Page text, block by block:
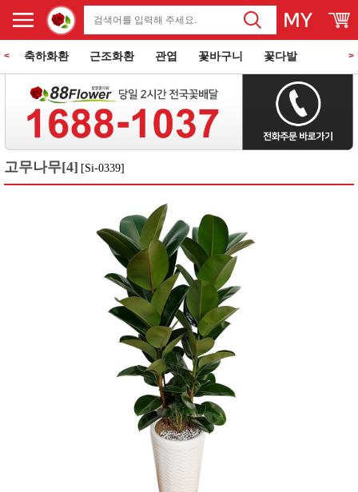
< 축하화환 근조화환 관엽 꽃바구니 꽃다발
동양란 서양란 과일바구니 꽃과 케익 쌀화환
>
고무나무[4] [Si-0339]